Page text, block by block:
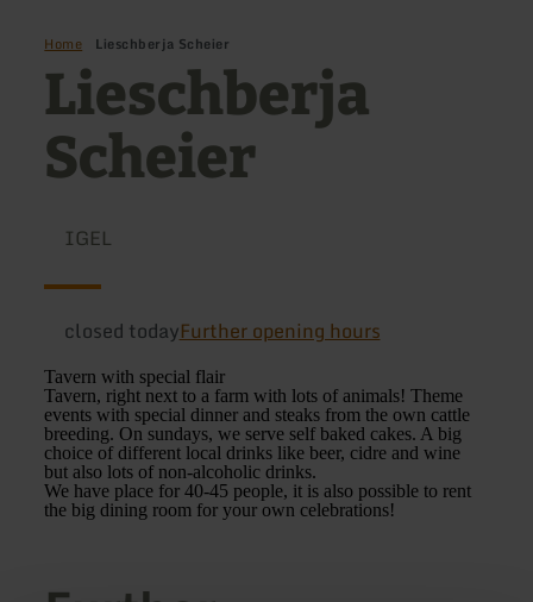
Home Lieschberja Scheier
Lieschberja
Scheier
IGEL
closed todayFurther opening hours
Tavern with special flair
Tavern, right next to a farm with lots of animals! Theme
events with special dinner and steaks from the own cattle
breeding. On sundays, we serve self baked cakes. A big
choice of different local drinks like beer, cidre and wine
but also lots of non-alcoholic drinks.
We have place for 40-45 people, it is also possible to rent
the big dining room for your own celebrations!